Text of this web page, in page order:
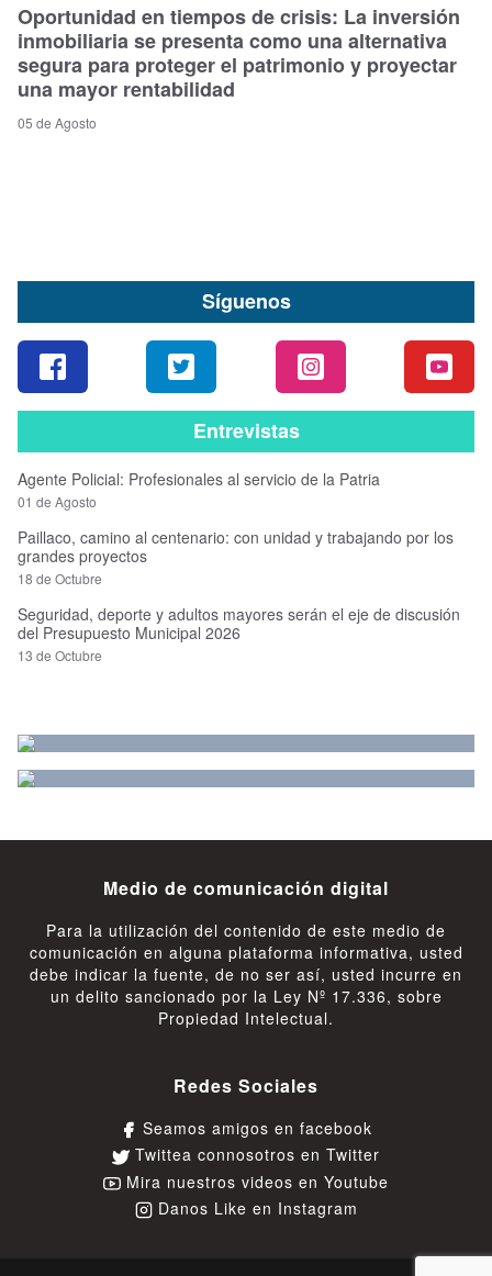
Oportunidad en tiempos de crisis: La inversión
inmobiliaria se presenta como una alternativa
segura para proteger el patrimonio y proyectar
una mayor rentabilidad
05 de Agosto
Síguenos
Entrevistas
Agente Policial: Profesionales al servicio de la Patria
01 de Agosto
Paillaco, camino al centenario: con unidad y trabajando por los
grandes proyectos
18 de Octubre
Seguridad, deporte y adultos mayores serán el eje de discusión
del Presupuesto Municipal 2026
13 de Octubre
Medio de comunicación digital
Para la utilización del contenido de este medio de
comunicación en alguna plataforma informativa, usted
debe indicar la fuente, de no ser así, usted incurre en
un delito sancionado por la Ley Nº 17.336, sobre
Propiedad Intelectual.
Redes Sociales
Seamos amigos en facebook
Twittea connosotros en Twitter
Mira nuestros videos en Youtube
Danos Like en Instagram